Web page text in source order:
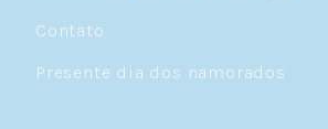
Contato
Presente dia dos namorados